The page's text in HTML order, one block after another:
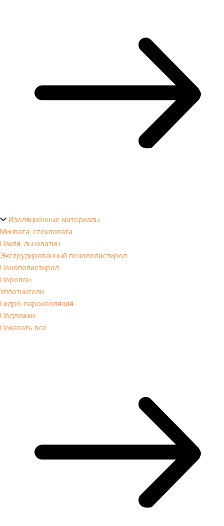
Изоляционные материалы
Минвата, стекловата
Пакля, льноватин
Экструдированный пенополистирол
Пенополистирол
Поролон
Уплотнители
Гидро-пароизоляция
Подложки
Показать все